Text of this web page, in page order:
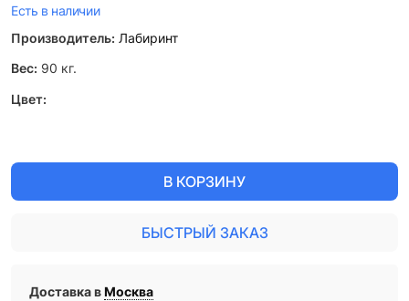
Есть в наличии
Производитель: Лабиринт
Вес: 90 кг.
Цвет:
В КОРЗИНУ
БЫСТРЫЙ ЗАКАЗ
Доставка вМосква